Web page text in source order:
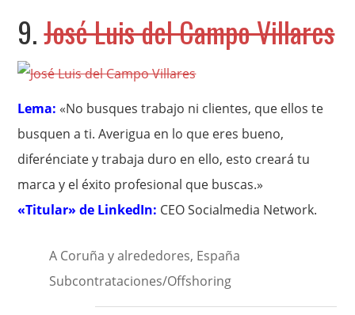
9.José Luis del Campo Villares
Lema: «No busques trabajo ni clientes, que ellos te
busquen a ti. Averigua en lo que eres bueno,
diferénciate y trabaja duro en ello, esto creará tu
marca y el éxito profesional que buscas.»
«Titular» de LinkedIn: CEO Socialmedia Network.
A Coruña y alrededores, España
Subcontrataciones/Offshoring